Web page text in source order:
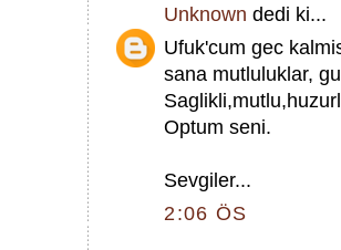
Unknown dedi ki...
Ufuk'cum gec
sana mutluluklar,
Optum seni.
Sevgiler...
2:06 ÖS